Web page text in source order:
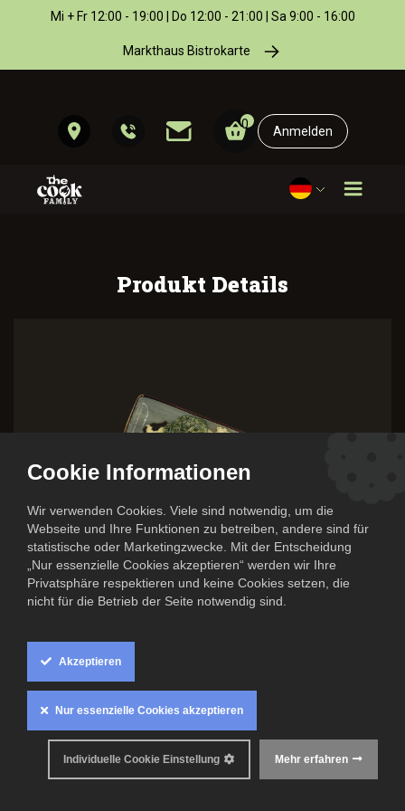
Mi + Fr 12:00 - 19:00 | Do 12:00 - 21:00 | Sa 9:00 - 16:00
Markthaus Bistrokarte
0 Anmelden
Produkt Details
Lachs auf Rahmblattspinat mit
Kartoffelstampf
13,50
Inkl. MwSt. zzgl.Versandkosten
0
Cookie Informationen
Wir verwenden Cookies. Viele sind notwendig, um die
Webseite und Ihre Funktionen zu betreiben, andere sind für
statistische oder Marketingzwecke. Mit der Entscheidung
„Nur essenzielle Cookies akzeptieren“ werden wir Ihre
Privatsphäre respektieren und keine Cookies setzen, die
nicht für die Betrieb der Seite notwendig sind.
Akzeptieren
Nur essenzielle Cookies akzeptieren
Mehr erfahren
Individuelle Cookie Einstellung